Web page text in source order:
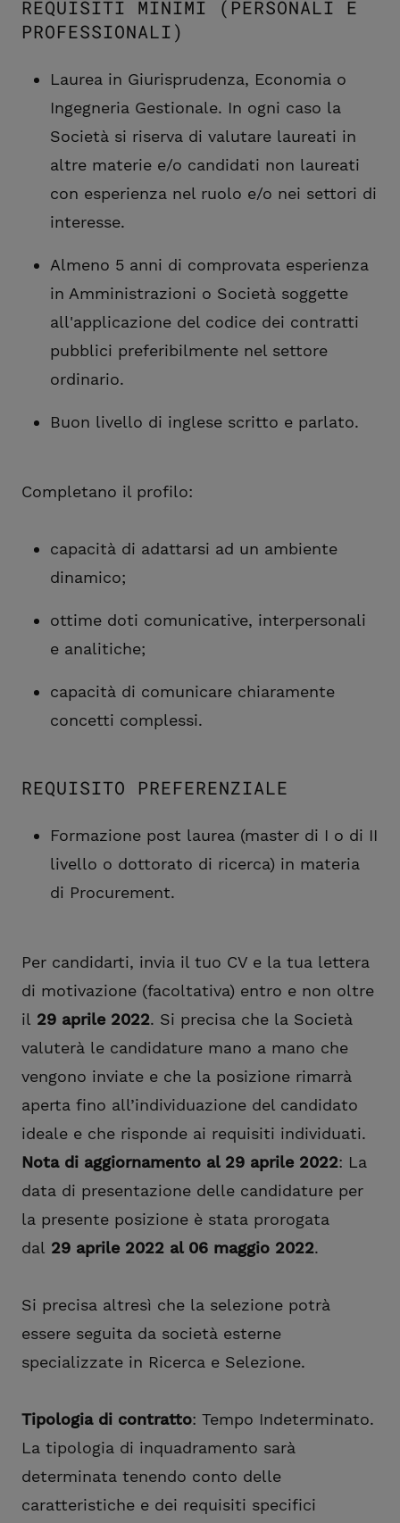
REQUISITI MINIMI (PERSONALI E
PROFESSIONALI)
Laurea in Giurisprudenza, Economia o
Ingegneria Gestionale. In ogni caso la
Società si riserva di valutare laureati in
altre materie e/o candidati non laureati
con esperienza nel ruolo e/o nei settori di
interesse.
Almeno 5 anni di comprovata esperienza
in Amministrazioni o Società soggette
all'applicazione del codice dei contratti
pubblici preferibilmente nel settore
ordinario.
Buon livello di inglese scritto e parlato.
Completano il profilo:
capacità di adattarsi ad un ambiente
dinamico;
ottime doti comunicative, interpersonali
e analitiche;
capacità di comunicare chiaramente
concetti complessi.
REQUISITO PREFERENZIALE
Formazione post laurea (master di I o di II
livello o dottorato di ricerca) in materia
di Procurement.
Per candidarti, invia il tuo CV e la tua lettera
di motivazione (facoltativa) entro e non oltre
il 29 aprile 2022. Si precisa che la Società
valuterà le candidature mano a mano che
vengono inviate e che la posizione rimarrà
aperta fino all’individuazione del candidato
ideale e che risponde ai requisiti individuati.
Nota di aggiornamento al 29 aprile 2022: La
data di presentazione delle candidature per
la presente posizione è stata prorogata
dal 29 aprile 2022 al 06 maggio 2022.
Si precisa altresì che la selezione potrà
essere seguita da società esterne
specializzate in Ricerca e Selezione.
Tipologia di contratto: Tempo Indeterminato.
La tipologia di inquadramento sarà
determinata tenendo conto delle
caratteristiche e dei requisiti specifici